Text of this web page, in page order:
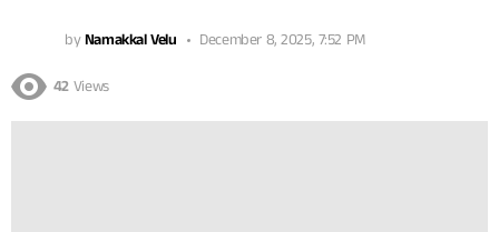
byNamakkal Velu December 8, 2025, 7:52 PM
42 Views